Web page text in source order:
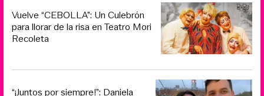
Vuelve “CEBOLLA”: Un Culebrón
para llorar de la risa en Teatro Mori
Recoleta
“¡Juntos por siempre!”: Daniela